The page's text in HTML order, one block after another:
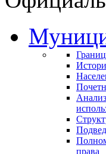
права